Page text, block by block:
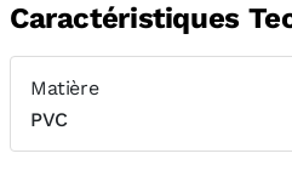
Caractéristiques
Matière
PVC